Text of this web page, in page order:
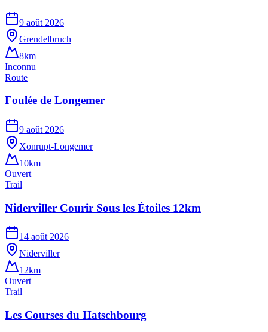
9 août 2026
Grendelbruch
8km
Inconnu
Route
Foulée de Longemer
9 août 2026
Xonrupt-Longemer
10km
Ouvert
Trail
Niderviller Courir Sous les Étoiles 12km
14 août 2026
Niderviller
12km
Ouvert
Trail
Les Courses du Hatschbourg